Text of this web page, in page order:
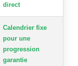
direct
Calendrier fixe
pour une
progression
garantie